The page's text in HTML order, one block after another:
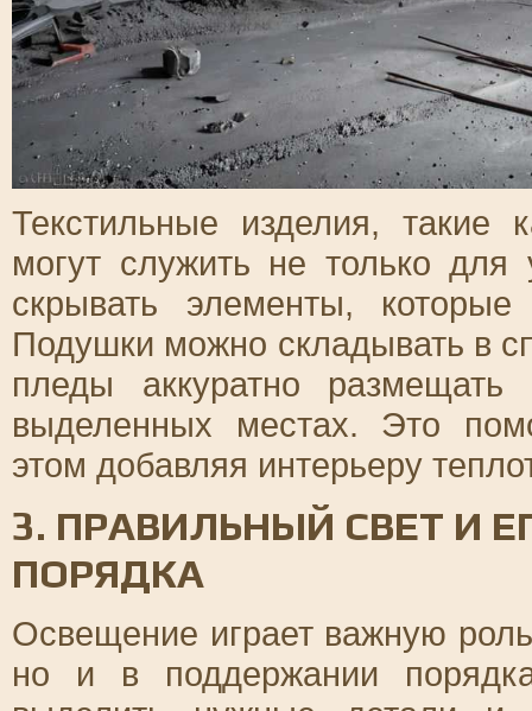
Текстильные изделия, такие
могут служить не только
скрывать элементы,
Подушки можно складывать в
пледы аккуратно
выделенных местах. Это
этом добавляя интерьеру
3. ПРАВИЛЬНЫЙ СВЕТ И
ПОРЯДКА
Освещение играет важную
но и в поддержании